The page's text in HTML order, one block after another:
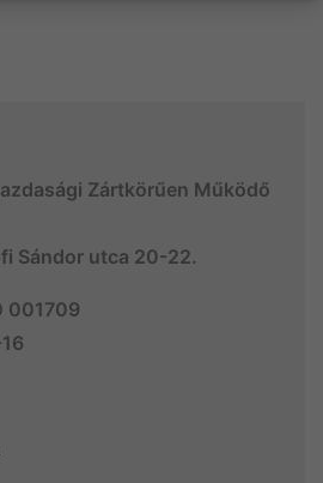
Zártkörűen Működő
Sándor utca 20-22.
001709